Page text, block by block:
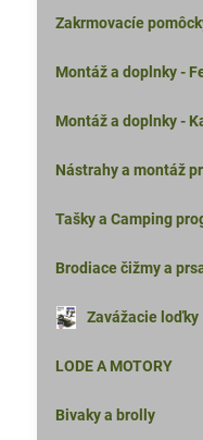
Zakrmovacíe
Montáž a doplnky -
Montáž a doplnky -
Nástrahy a montáž
Tašky a Camping
Brodiace čižmy a
Zavážacie loďky
LODE A MOTORY
Bivaky a brolly